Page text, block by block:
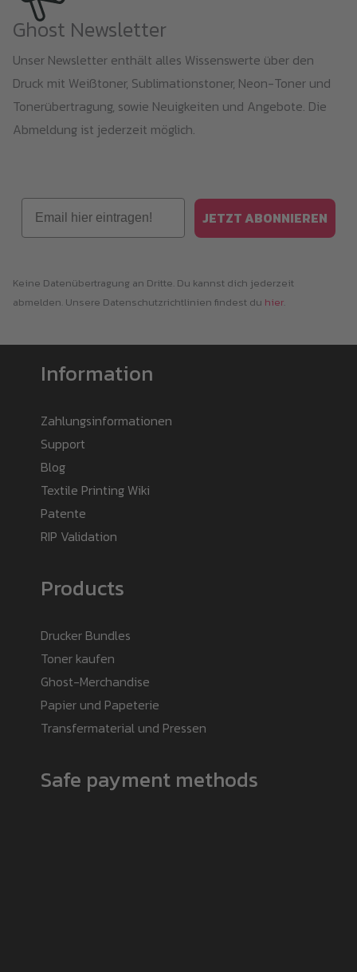
Ghost Newsletter
Unser Newsletter enthält alles Wissenswerte über den
Druck mit Weißtoner, Sublimationstoner, Neon-Toner und
Tonerübertragung, sowie Neuigkeiten und Angebote. Die
Abmeldung ist jederzeit möglich.
Email
JETZT ABONNIEREN
Keine Datenübertragung an Dritte. Du kannst dich jederzeit
abmelden. Unsere Datenschutzrichtlinien findest du hier.
Information
Zahlungsinformationen
Support
Blog
Textile Printing Wiki
Patente
RIP Validation
Products
Drucker Bundles
Toner kaufen
Ghost-Merchandise
Papier und Papeterie
Transfermaterial und Pressen
Safe payment methods